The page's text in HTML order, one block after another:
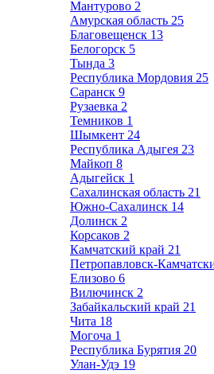
Мантурово 2
Амурская область 25
Благовещенск 13
Белогорск 5
Тында 3
Республика Мордовия 25
Саранск 9
Рузаевка 2
Темников 1
Шымкент 24
Республика Адыгея 23
Майкоп 8
Адыгейск 1
Сахалинская область 21
Южно-Сахалинск 14
Долинск 2
Корсаков 2
Камчатский край 21
Петропавловск-
Елизово 6
Вилючинск 2
Забайкальский край 21
Чита 18
Могоча 1
Республика Бурятия 20
Улан-Удэ 19